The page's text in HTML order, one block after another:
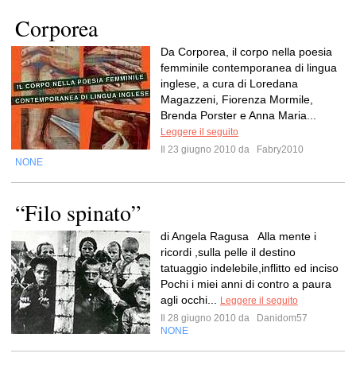
Corporea
Da Corporea, il corpo nella poesia
femminile contemporanea di lingua
inglese, a cura di Loredana
Magazzeni, Fiorenza Mormile,
Brenda Porster e Anna Maria...
Leggere il seguito
Il 23 giugno 2010 da
Fabry2010
NONE
“Filo spinato”
di Angela Ragusa Alla mente i
ricordi ,sulla pelle il destino
tatuaggio indelebile,inflitto ed inciso
Pochi i miei anni di contro a paura
agli occhi...
Leggere il seguito
Il 28 giugno 2010 da
Danidom57
NONE